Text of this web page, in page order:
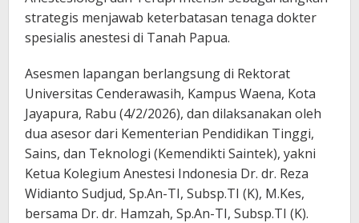
strategis menjawab keterbatasan tenaga dokter
spesialis anestesi di Tanah Papua.
Asesmen lapangan berlangsung di Rektorat
Universitas Cenderawasih, Kampus Waena, Kota
Jayapura, Rabu (4/2/2026), dan dilaksanakan oleh
dua asesor dari Kementerian Pendidikan Tinggi,
Sains, dan Teknologi (Kemendikti Saintek), yakni
Ketua Kolegium Anestesi Indonesia Dr. dr. Reza
Widianto Sudjud, Sp.An-TI, Subsp.TI (K), M.Kes,
bersama Dr. dr. Hamzah, Sp.An-TI, Subsp.TI (K).